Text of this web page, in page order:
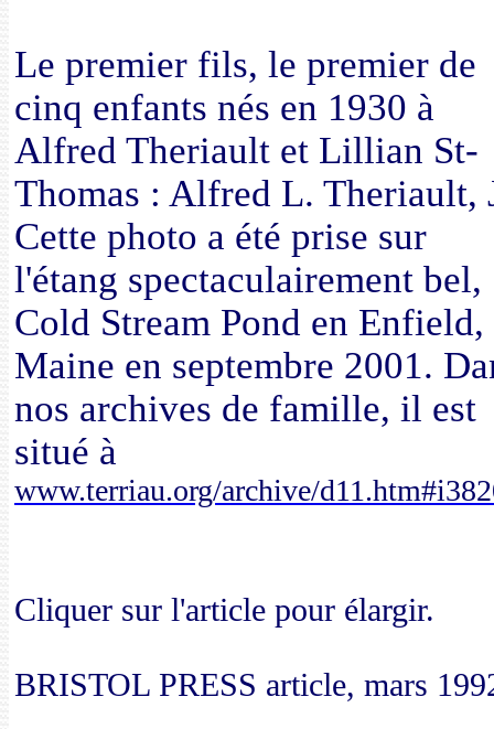
Le premier fils, le premier de
cinq enfants nés en 1930 à
Alfred Theriault et Lillian St-
Thomas : Alfred L. Theriault,
Cette photo a été prise sur
l'étang spectaculairement bel,
Cold Stream Pond en Enfield,
Maine en septembre 2001.
nos archives de famille, il est
situé à
www.terriau.org/archive/
Cliquer sur l'article pour élargir.
BRISTOL PRESS article, mars